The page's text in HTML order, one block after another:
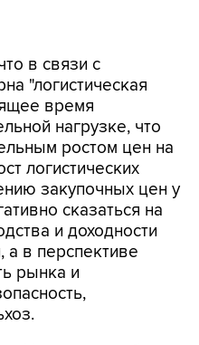
время
нагрузке, что
ростом цен на
логистических
закупочных цен у
сказаться на
и доходности
а в перспективе
рынка и
Минсельхозе были